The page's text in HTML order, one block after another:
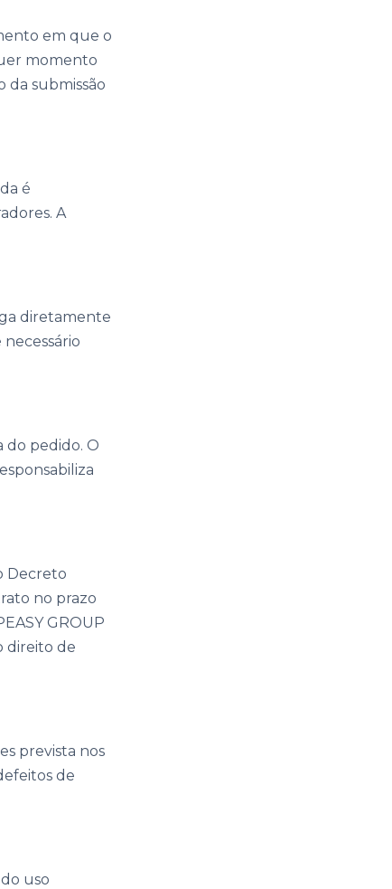
em que o
momento
da submissão
é
A
diretamente
do pedido. O
Decreto
no prazo
GROUP
direito de
prevista nos
de
uso